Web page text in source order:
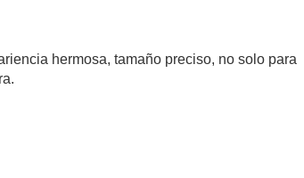
hermosa, tamaño preciso, no solo para